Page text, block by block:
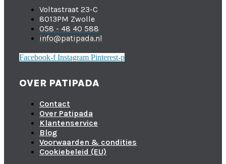
Voltastraat 23-C
8013PM Zwolle
058 - 48 40 588
info@patipada.nl
Facebook-f Instagram Pinterest-p
OVER PATIPADA
Contact
Over Patipada
Klantenservice
Blog
Voorwaarden & condities
Cookiebeleid (EU)